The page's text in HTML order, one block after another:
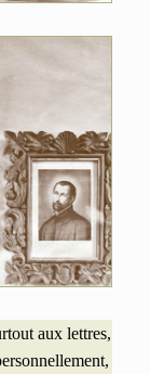
aux lettres,